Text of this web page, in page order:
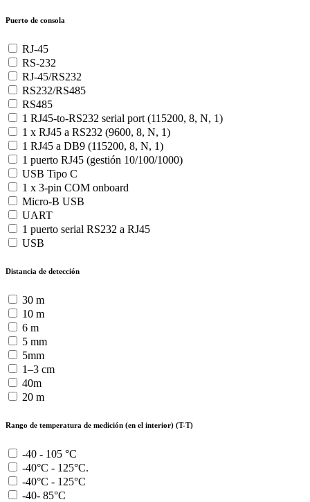
Puerto de consola
RJ-45
RS-232
RJ-45/RS232
RS232/RS485
RS485
1 RJ45-to-RS232 serial port (115200, 8, N, 1)
1 x RJ45 a RS232 (9600, 8, N, 1)
1 RJ45 a DB9 (115200, 8, N, 1)
1 puerto RJ45 (gestión 10/100/1000)
USB Tipo C
1 x 3-pin COM onboard
Micro-B USB
UART
1 puerto serial RS232 a RJ45
USB
Distancia de detección
30 m
10 m
6 m
5 mm
5mm
1–3 cm
40m
20 m
Rango de temperatura de medición (en el interior) (T-T)
-40 - 105 °C
-40°C - 125°C.
-40°C - 125°C
-40- 85°C